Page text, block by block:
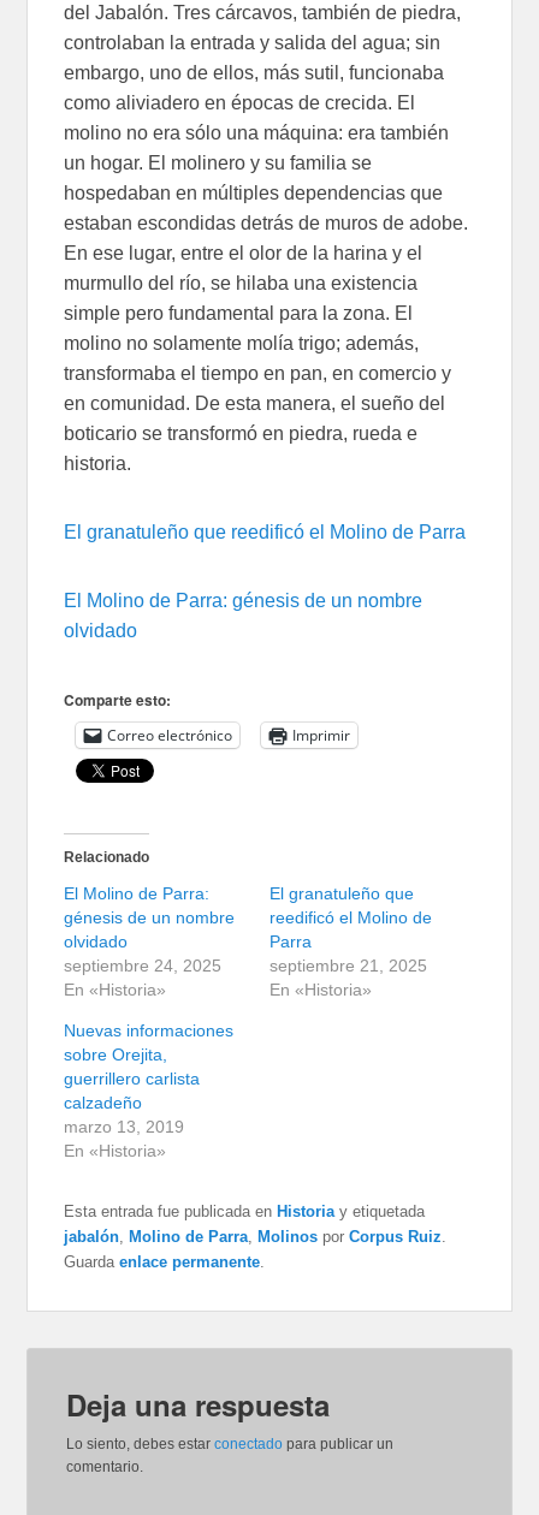
del Jabalón. Tres cárcavos, también de piedra,
controlaban la entrada y salida del agua; sin
embargo, uno de ellos, más sutil, funcionaba
como aliviadero en épocas de crecida. El
molino no era sólo una máquina: era también
un hogar. El molinero y su familia se
hospedaban en múltiples dependencias que
estaban escondidas detrás de muros de adobe.
En ese lugar, entre el olor de la harina y el
murmullo del río, se hilaba una existencia
simple pero fundamental para la zona. El
molino no solamente molía trigo; además,
transformaba el tiempo en pan, en comercio y
en comunidad. De esta manera, el sueño del
boticario se transformó en piedra, rueda e
historia.
El granatuleño que reedificó el Molino de Parra
El Molino de Parra: génesis de un nombre
olvidado
Comparte esto:
Correo electrónico Imprimir
Relacionado
El Molino de Parra:
génesis de un nombre
olvidado
septiembre 24, 2025
En «Historia»
El granatuleño que
reedificó el Molino de
Parra
septiembre 21, 2025
En «Historia»
Nuevas informaciones
sobre Orejita,
guerrillero carlista
calzadeño
marzo 13, 2019
En «Historia»
Esta entrada fue publicada enHistoria y etiquetada
jabalón ,Molino de Parra ,Molinos porCorpus Ruiz
Guardaenlace permanente
Deja una respuesta
Lo siento, debes estarconectado para publicar un
comentario.